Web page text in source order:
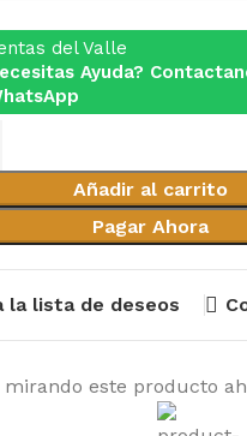
del Valle
Ayuda?
Añadir al carrito
Pagar Ahora
la lista de deseos
mirando este producto